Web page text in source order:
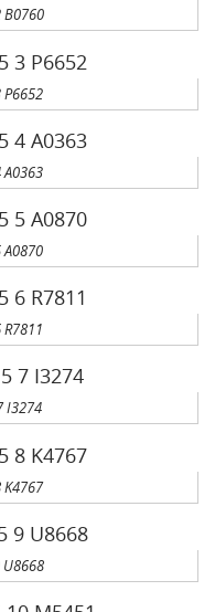
I3274